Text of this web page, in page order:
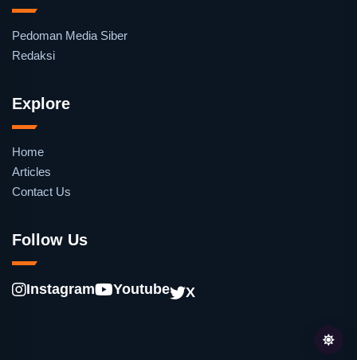
Pedoman Media Siber
Redaksi
Explore
Home
Articles
Contact Us
Follow Us
Instagram Youtube X